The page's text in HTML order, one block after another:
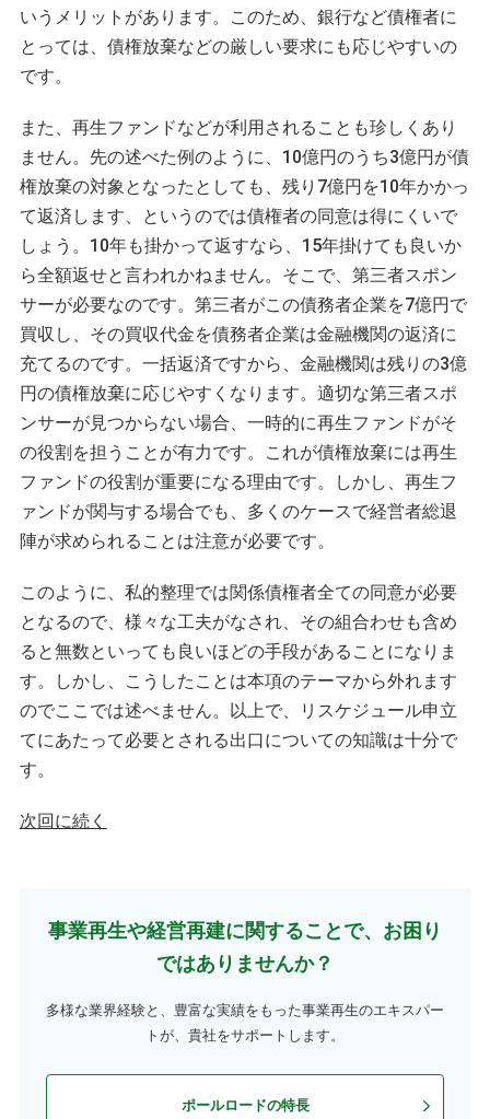
いうメリットがあります。このため、銀行など債権者に
とっては、債権放棄などの厳しい要求にも応じやすいの
です。
また、再生ファンドなどが利用されることも珍しくあり
ません。先の述べた例のように、10億円のうち3億円が債
権放棄の対象となったとしても、残り7億円を10年かかっ
て返済します、というのでは債権者の同意は得にくいで
しょう。10年も掛かって返すなら、15年掛けても良いか
ら全額返せと言われかねません。そこで、第三者スポン
サーが必要なのです。第三者がこの債務者企業を7億円で
買収し、その買収代金を債務者企業は金融機関の返済に
充てるのです。一括返済ですから、金融機関は残りの3億
円の債権放棄に応じやすくなります。適切な第三者スポ
ンサーが見つからない場合、一時的に再生ファンドがそ
の役割を担うことが有力です。これが債権放棄には再生
ファンドの役割が重要になる理由です。しかし、再生フ
ァンドが関与する場合でも、多くのケースで経営者総退
陣が求められることは注意が必要です。
このように、私的整理では関係債権者全ての同意が必要
となるので、様々な工夫がなされ、その組合わせも含め
ると無数といっても良いほどの手段があることになりま
す。しかし、こうしたことは本項のテーマから外れます
のでここでは述べません。以上で、リスケジュール申立
てにあたって必要とされる出口についての知識は十分で
す。
次回に続く
事業再生や経営再建に関することで、お困り
ではありませんか？
多様な業界経験と、豊富な実績をもった事業再生のエキスパー
トが、貴社をサポートします。
ポールロードの特長